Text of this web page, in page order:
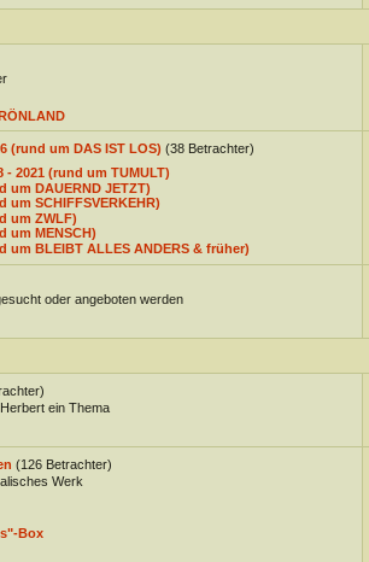
(rund um DAS IST LOS) (38 Betrachter)
- 2021 (rund um TUMULT)
um DAUERND JETZT)
um SCHIFFSVERKEHR)
um ZWLF)
um MENSCH)
um BLEIBT ALLES ANDERS & früher)
oder angeboten werden
ein Thema
(126 Betrachter)
Werk
Box